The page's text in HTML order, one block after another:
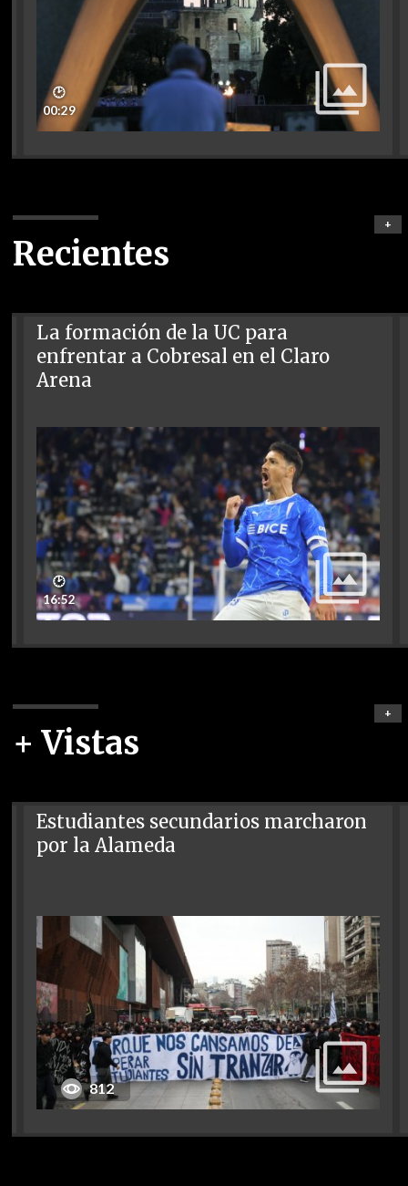
🕑
00:29
Recientes
+
La formación de la UC para
enfrentar a Cobresal en el Claro
Arena
🕑
16:52
+ Vistas
+
Estudiantes secundarios marcharon
por la Alameda
812